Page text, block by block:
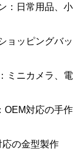
日常用品、小
ッピングバッ
ニカメラ、電
対応の手作
の金型製作